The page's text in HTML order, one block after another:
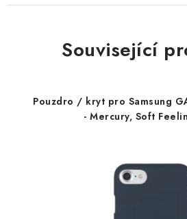
Související
Pouzdro / kryt pro Samsung
- Mercury, Soft